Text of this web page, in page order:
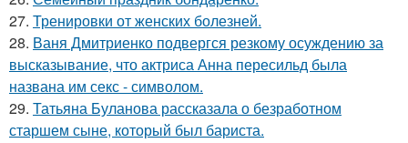
27. Тренировки от женских болезней.
28. Ваня Дмитриенко подвергся резкому осуждению за
высказывание, что актриса Анна пересильд была
названа им секс - символом.
29. Татьяна Буланова рассказала о безработном
старшем сыне, который был бариста.